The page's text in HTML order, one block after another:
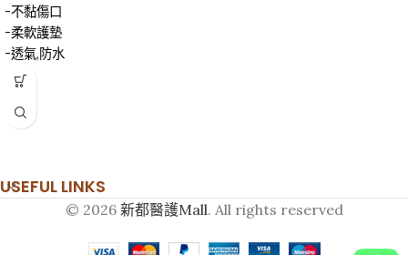
-不黏傷口
-柔軟護墊
-透氣,防水
-防敏感
USEFUL LINKS
© 2026 新都醫護Mall. All rights reserved